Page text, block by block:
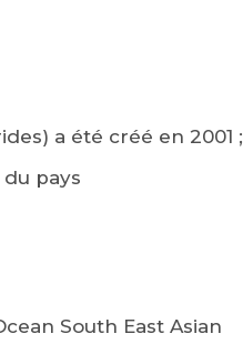
a été créé en 2001 ;
pays
South East Asian